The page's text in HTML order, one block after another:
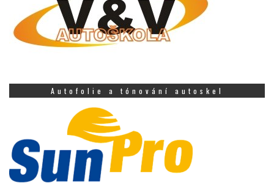
Autofolie a tónování autoskel